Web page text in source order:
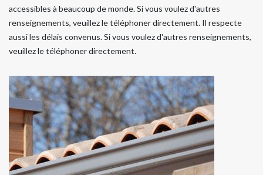
accessibles à beaucoup de monde. Si vous voulez d'autres
renseignements, veuillez le téléphoner directement. Il respecte
aussi les délais convenus. Si vous voulez d'autres renseignements,
veuillez le téléphoner directement.